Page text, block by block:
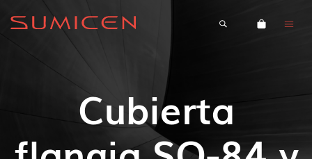
Cubierta